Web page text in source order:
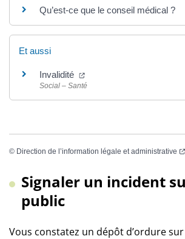
Qu’est-ce que le conseil médical ?
Et aussi
Invalidité (ouverture dans un
Social – Santé
© Direction de l’information légale et administrative
Signaler un incident
public
Vous constatez un dépôt d’ordure